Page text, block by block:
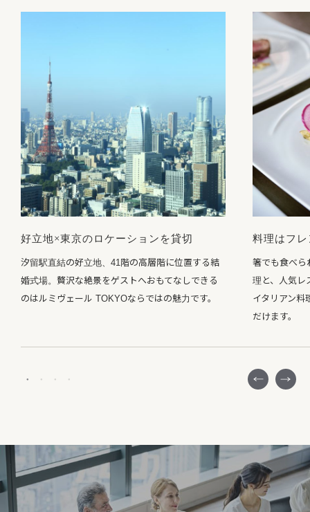
好立地×東京のロケーションを貸切
汐留駅直結の好立地、41階の高層階に位置する結
婚式場。贅沢な絶景をゲストへおもてなしできる
のはルミヴェール TOKYOならではの魅力です。
料理はフ
箸でも食べら
理と、人気レ
イタリアン料
だけます。